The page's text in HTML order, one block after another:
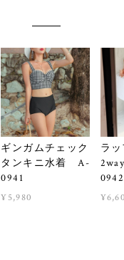
ギンガムチェック
タンキニ水着 A-
0941
¥5,980
ラ
0942